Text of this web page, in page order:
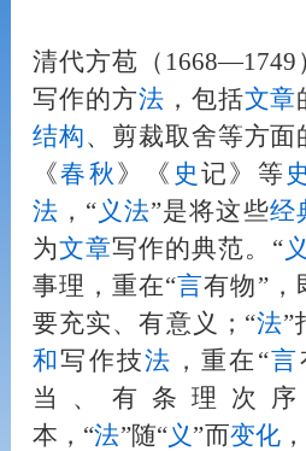
清代方苞（1668—1749
写作的方法 ，包括文章
结构、剪裁取舍等方
《春秋 》《 史 记》等
法 ，“ 义法”是将这些经
为文章写作的典范。“义
事理，重在“言有物”，
要充实、有意义；“法”
和写作技法 ，重在“言
当、有条理次
本，“法”随“义 ”而变化